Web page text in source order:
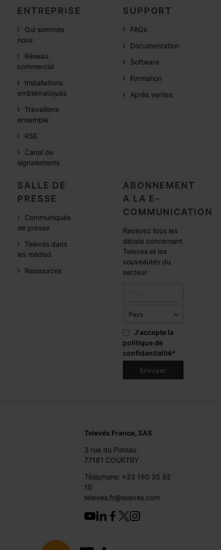
ENTREPRISE
Qui sommes
nous
Réseau
commercial
Installations
emblématiques
Travaillons
ensemble
RSE
Canal de
signalements
SUPPORT
FAQs
Documentation
Software
Formation
Après ventes
SALLE DE
PRESSE
Communiqués
de presse
Televés dans
les médias
Ressources
ABONNEMENT
A LA E-
COMMUNICATION
Recevez tous les
détails concernant
Televes et les
nouveautés du
secteur
J'accepte la
politique de
confidentialité*
Televés France, SAS
3 rue du Poteau
77181 COURTRY
Téléphone: +33 160 35 92
10
televes.fr@televes.com